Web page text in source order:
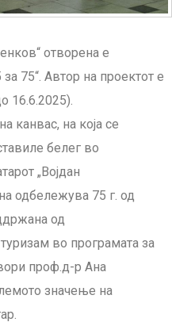
отворена е
75“. Автор на проектот е
16.6.2025).
канвас, на која се
белег во
„Војдан
одбележува 75 г. од
од
во програмата за
проф.д-р Ана
значење на